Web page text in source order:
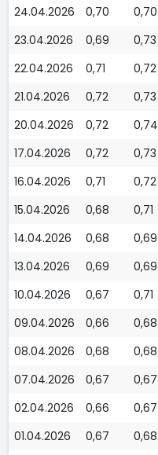
24.04.2026
0,70 0,70
23.04.2026
0,69 0,73
22.04.2026
0,71 0,72
21.04.2026
0,72 0,73
20.04.2026
0,72 0,74
17.04.2026
0,72 0,73
16.04.2026
0,71 0,72
15.04.2026
0,68 0,71
14.04.2026
0,68 0,69
13.04.2026
0,69 0,69
10.04.2026
0,67 0,71
09.04.2026
0,66 0,68
08.04.2026
0,68 0,68
07.04.2026
0,67 0,67
02.04.2026
0,66 0,67
01.04.2026
0,67 0,68